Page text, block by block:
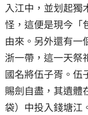
入江中，並划起獨
怪，這便是現今「
由來。另外還有一
浙一帶，這一天
國名將伍子胥。伍
賜劍自盡，其遺體
袋）中投入錢塘江